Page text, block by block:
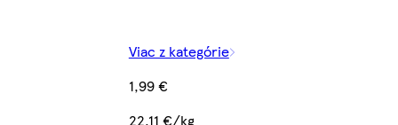
Viac z kategórie
1,99 €
22,11 €/kg